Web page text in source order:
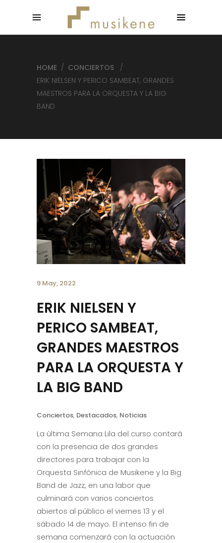
HOME / CONCIERTOS
/
ERIK NIELSEN Y PERICO SAMBEAT, GRANDES
MAESTROS PARA LA ORQUESTA Y LA BIG
BAND
9 May, 2022
ERIK NIELSEN Y
PERICO SAMBEAT,
GRANDES MAESTROS
PARA LA ORQUESTA Y
LA BIG BAND
Conciertos, Destacados, Noticias
La última Semana Lila del curso contará
con la presencia de dos grandes
directores para trabajar con la
Orquesta Sinfónica de Musikene y la Big
Band de Jazz, en una labor que
culminará con varios conciertos
abiertos al público el viernes 13 y el
sábado 14 de mayo. El intenso fin de
semana comenzará con la actuación